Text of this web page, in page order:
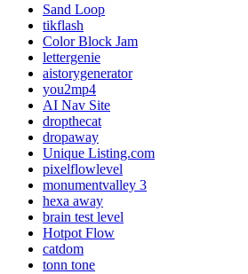
Sand Loop
tikflash
Color Block Jam
lettergenie
aistorygenerator
you2mp4
AI Nav Site
dropthecat
dropaway
Unique Listing.com
pixelflowlevel
monumentvalley 3
hexa away
brain test level
Hotpot Flow
catdom
tonn tone